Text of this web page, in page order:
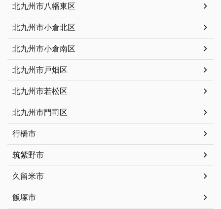
北九州市八幡東区
北九州市小倉北区
北九州市小倉南区
北九州市戸畑区
北九州市若松区
北九州市門司区
行橋市
筑紫野市
久留米市
飯塚市